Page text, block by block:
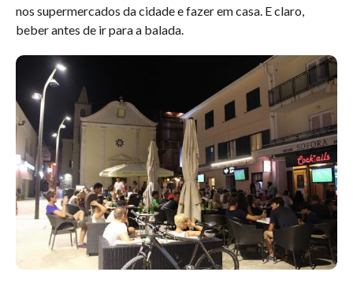
nos supermercados da cidade e fazer em casa. E claro,
beber antes de ir para a balada.